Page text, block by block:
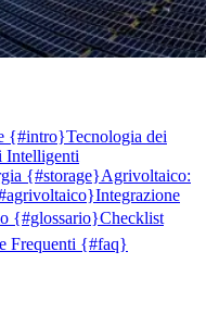
{#intro}Tecnologia dei
Intelligenti
{#storage}Agrivoltaico:
Integrazione
{#glossario}Checklist
Frequenti {#faq}